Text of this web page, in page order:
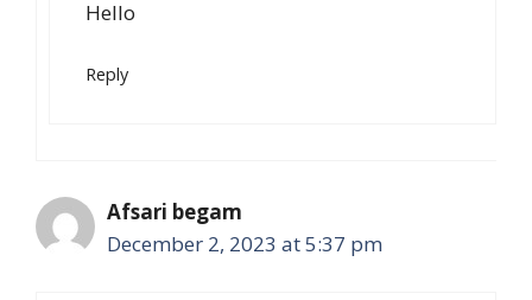
Hello
Reply
Afsari begam
December 2, 2023 at 5:37 pm